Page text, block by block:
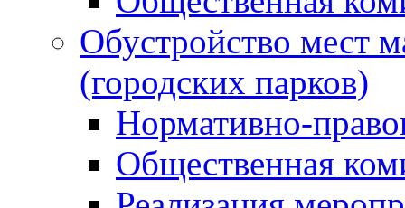
Обустройство мест
(городских парков)
Нормативно-
Общественная